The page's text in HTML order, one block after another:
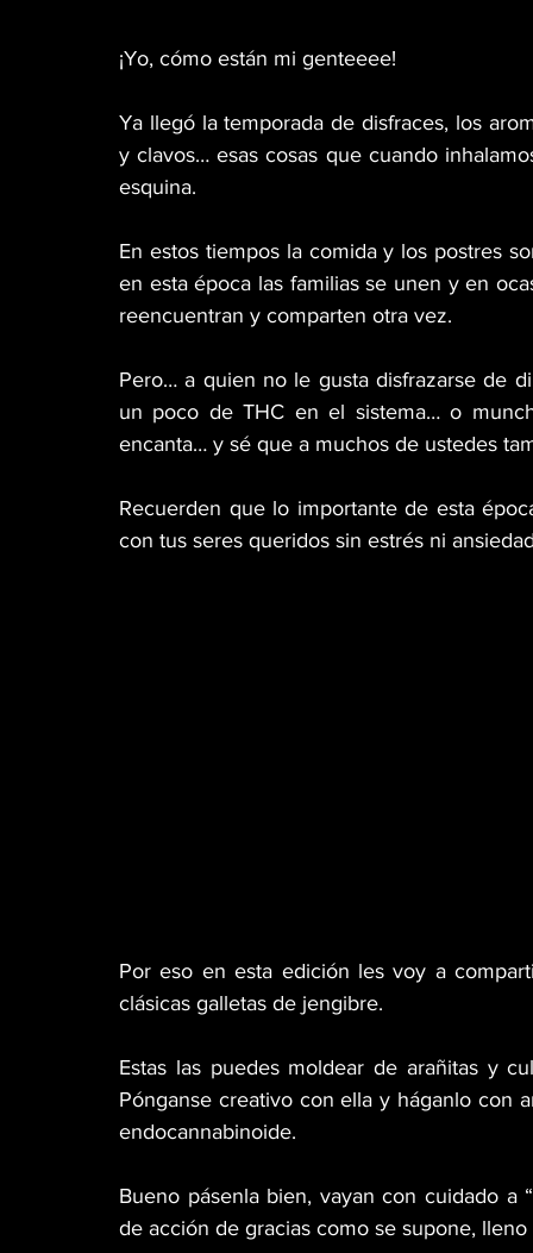
¡Yo, cómo están mi genteeee!
Ya llegó la temporada de disfraces, los
y clavos… esas cosas que cuando
esquina.
En estos tiempos la comida y los postres
en esta época las familias se unen y en
reencuentran y comparten otra vez.
Pero… a quien no le gusta disfrazarse de
un poco de THC en el sistema… o
encanta… y sé que a muchos de ustedes
Recuerden que lo importante de esta
con tus seres queridos sin estrés ni
Por eso en esta edición les voy a
clásicas galletas de jengibre.
Estas las puedes moldear de arañitas y
Pónganse creativo con ella y háganlo con
endocannabinoide.
Bueno pásenla bien, vayan con cuidado a
de acción de gracias como se supone,